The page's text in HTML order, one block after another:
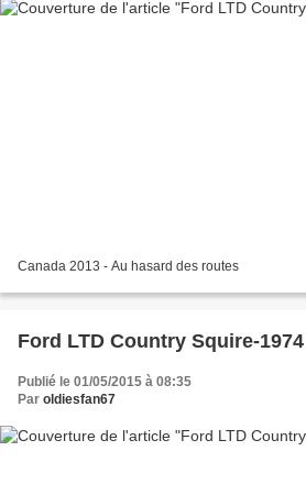
Canada 2013 - Au hasard des routes
Ford LTD Country Squire-1974
Publié le 01/05/2015 à 08:35
Par oldiesfan67